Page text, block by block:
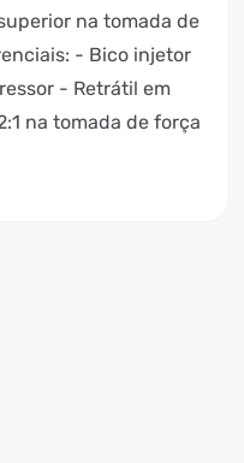
na tomada de
- Bico injetor
- Retrátil em
na tomada de força